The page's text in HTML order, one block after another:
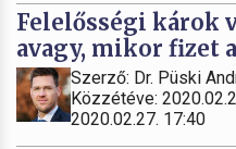
Felelősségi károk
avagy, mikor fizet
Szerző: Dr. Püski
Közzétéve:
2020.02.27. 17:40